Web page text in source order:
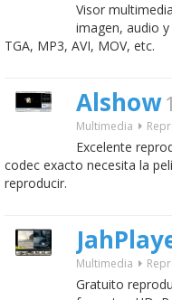
Visor
imagen, audio y
TGA, MP3, AVI, MOV, etc.
Alshow
Multimedia
Excelente
codec exacto necesita la
reproducir.
Multimedia
Gratuito